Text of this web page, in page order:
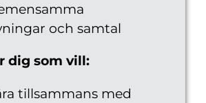
och samtal
dig som vill:
tillsammans med